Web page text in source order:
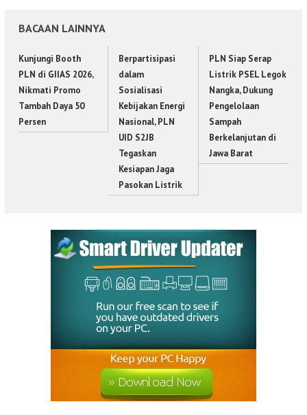
BACAAN LAINNYA
Kunjungi Booth
PLN di GIIAS 2026,
Nikmati Promo
Tambah Daya 50
Persen
Berpartisipasi
dalam
Sosialisasi
Kebijakan Energi
Nasional, PLN
UID S2JB
Tegaskan
Kesiapan Jaga
Pasokan Listrik
PLN Siap Serap
Listrik PSEL Legok
Nangka, Dukung
Pengelolaan
Sampah
Berkelanjutan di
Jawa Barat